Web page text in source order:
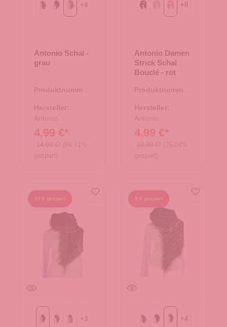
Rosablau grau
+4
Antonio Schal -
grau
Produktnummer:
Hersteller:
Antonio
4,99 €*
14,99 €* (66.71%
gespart)
Black Greenrot
+8
Antonio Damen
Strick Schal
Bouclé - rot
Produktnummer:
Hersteller:
Antonio
4,99 €*
19,99 €* (75.04%
gespart)
10 € gespart
black+white
coffee+white
grey+white
+3
8 € gespart
Rosablau schwarz
+4